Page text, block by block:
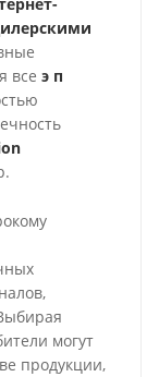
все э п
могут
продукции,